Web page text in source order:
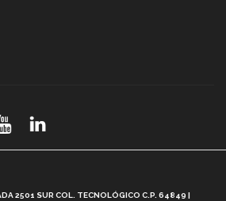
2501 SUR COL. TECNOLÓGICO C.P. 64849 |